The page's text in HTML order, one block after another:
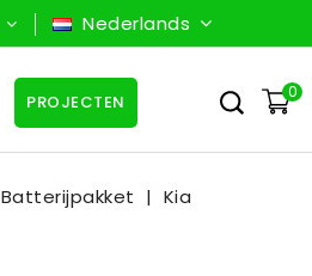
Nederlands
0
PROJECTEN
Batterijpakket Kia